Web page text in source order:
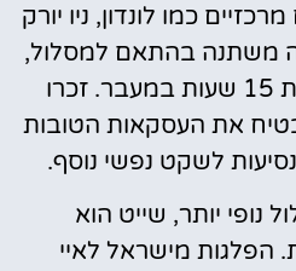
כמו לונדון, ניו יורק
משתנה בהתאם למסלול,
אך צפו לבלות לפחות 15 שעות במעבר. זכרו
את העסקאות הטובות
לשקט נפשי נוסף.
נופי יותר, שייט הוא
הפלגות מישראל לאיי